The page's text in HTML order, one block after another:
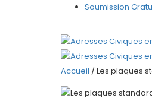
Soumission
Accueil / Les plaques